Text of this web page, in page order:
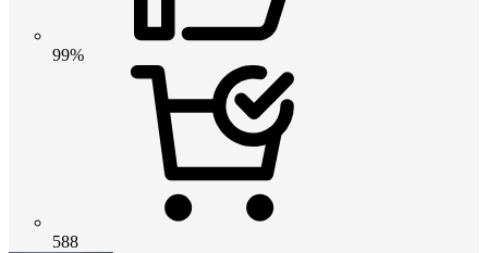
99%
588